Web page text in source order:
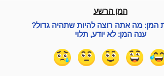
המן הרשע
המן: מה אתה רוצה להיות שתהיה גדול?
ענה המן: לא יודע, תלוי